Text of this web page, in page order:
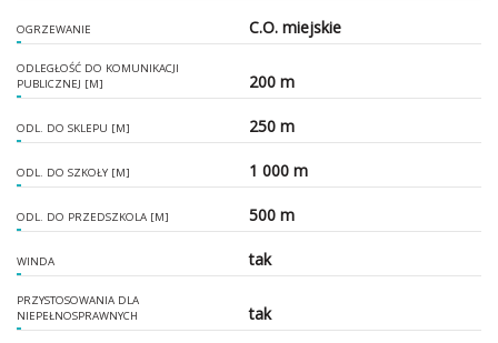
OGRZEWANIE C.O. miejskie
ODLEGŁOŚĆ DO KOMUNIKACJI
PUBLICZNEJ [M]
200 m
ODL. DO SKLEPU [M] 250 m
ODL. DO SZKOŁY [M] 1 000 m
ODL. DO PRZEDSZKOLA [M] 500 m
WINDA tak
PRZYSTOSOWANIA DLA
NIEPEŁNOSPRAWNYCH
tak